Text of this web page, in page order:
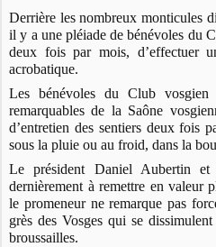
Derrière les nombreux monticules
il y a une pléiade de bénévoles du
deux fois par mois, d’effectuer
acrobatique.
Les bénévoles du Club
remarquables de la Saône
d’entretien des sentiers deux fois
sous la pluie ou au froid, dans la
Le président Daniel Aubertin et
dernièrement à remettre en valeur
le promeneur ne remarque pas
grès des Vosges qui se
broussailles.